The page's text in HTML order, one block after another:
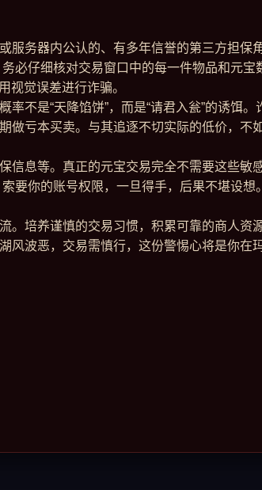
服务器内公认的、有多年信誉的第三方担保
必仔细核对交易窗口中的每一件物品和元宝
视觉误差进行诈骗。
不是“天降馅饼”，而是“请君入瓮”的诱饵。
做亏本买卖。与其追逐不切实际的低价，不
信息等。真正的元宝交易完全不需要这些敏
要你的账号权限，一旦得手，后果不堪设想
。培养谨慎的交易习惯，积累可靠的商人资
风波恶，交易需慎行，这份警惕心将是你在